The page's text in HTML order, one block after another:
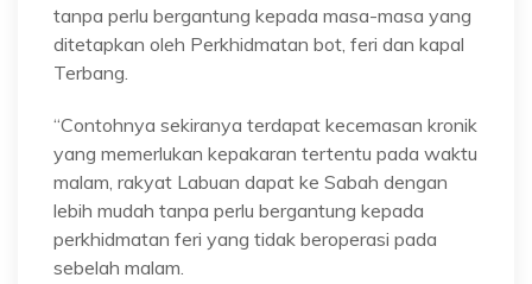
tanpa perlu bergantung kepada masa-masa yang
ditetapkan oleh Perkhidmatan bot, feri dan kapal
Terbang.
“Contohnya sekiranya terdapat kecemasan kronik
yang memerlukan kepakaran tertentu pada waktu
malam, rakyat Labuan dapat ke Sabah dengan
lebih mudah tanpa perlu bergantung kepada
perkhidmatan feri yang tidak beroperasi pada
sebelah malam.